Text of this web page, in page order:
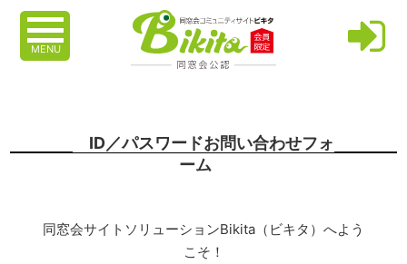
MENU
ID／パスワードお問い合わせフォ
ーム
同窓会サイトソリューションBikita（ビキタ）へよう
こそ！